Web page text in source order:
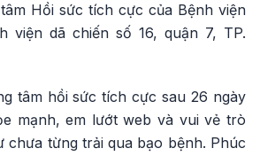
Hồi sức tích cực của Bệnh viện
viện dã chiến số 16, quận 7, TP.
tâm hồi sức tích cực sau 26 ngày
mạnh, em lướt web và vui vẻ trò
chưa từng trải qua bạo bệnh. Phúc